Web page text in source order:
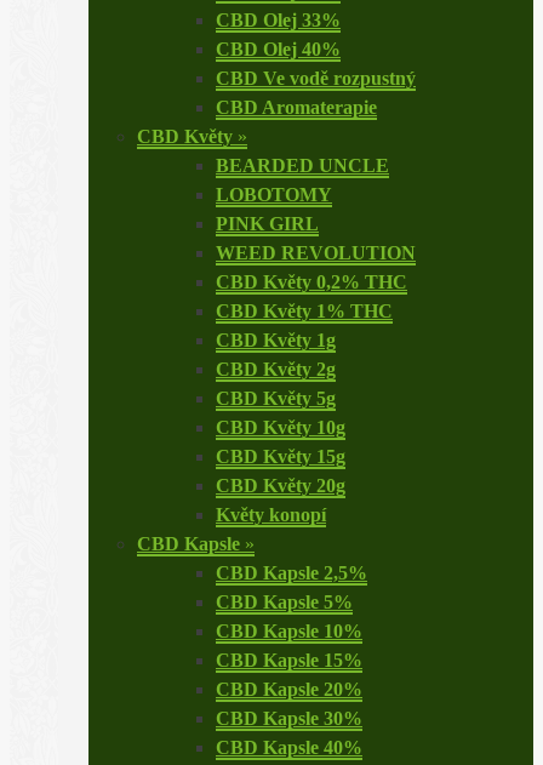
CBD Olej 33%
CBD Olej 40%
CBD Ve vodě rozpustný
CBD Aromaterapie
CBD Květy »
BEARDED UNCLE
LOBOTOMY
PINK GIRL
WEED REVOLUTION
CBD Květy 0,2% THC
CBD Květy 1% THC
CBD Květy 1g
CBD Květy 2g
CBD Květy 5g
CBD Květy 10g
CBD Květy 15g
CBD Květy 20g
Květy konopí
CBD Kapsle »
CBD Kapsle 2,5%
CBD Kapsle 5%
CBD Kapsle 10%
CBD Kapsle 15%
CBD Kapsle 20%
CBD Kapsle 30%
CBD Kapsle 40%